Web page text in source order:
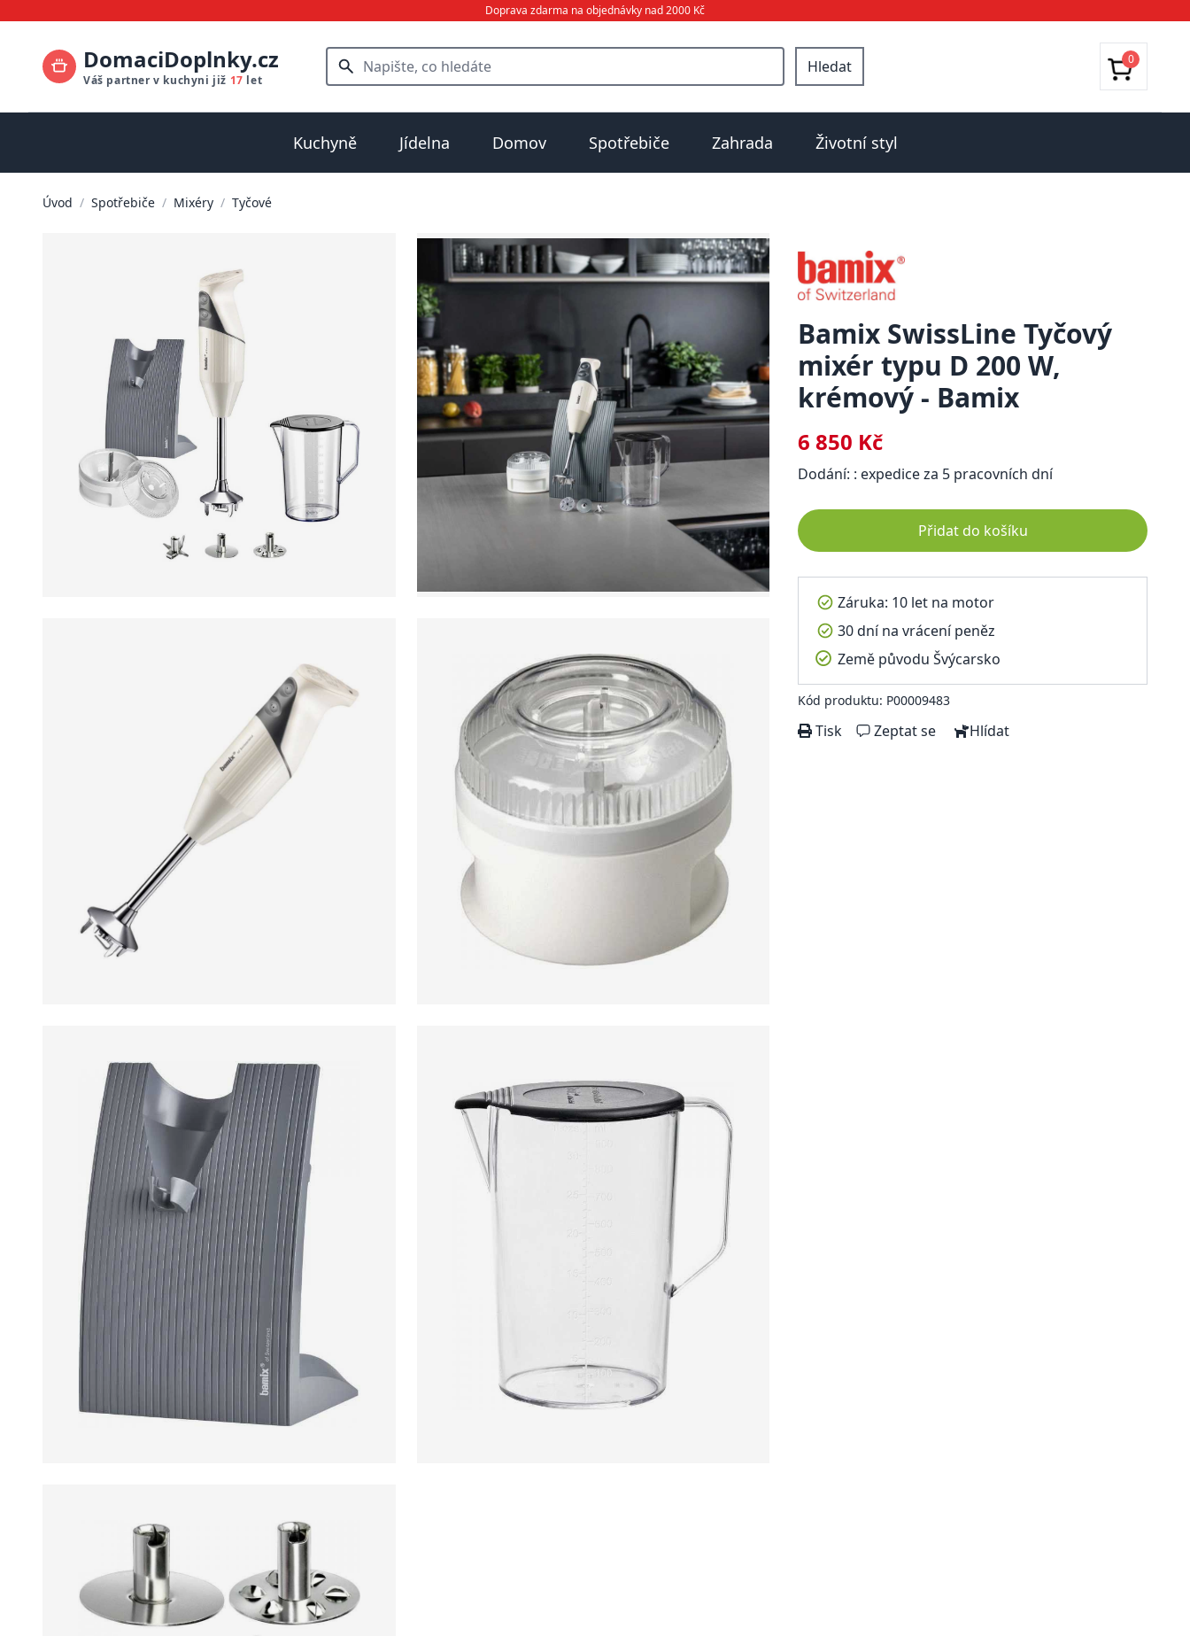
Doprava zdarma na objednávky nad 2000 Kč
DomaciDoplnky.cz
Váš partner v kuchyni již 17 let
Hledat 0
Kuchyně Jídelna Domov Spotřebiče Zahrada Životní styl
Úvod / Spotřebiče / Mixéry / Tyčové
Bamix SwissLine Tyčový
mixér typu D 200 W,
krémový - Bamix
6 850 Kč
Dodání: : expedice za 5 pracovních dní
Přidat do košíku
Záruka: 10 let na motor
30 dní na vrácení peněz
Země původu Švýcarsko
Kód produktu: P00009483
Tisk Zeptat se Hlídat